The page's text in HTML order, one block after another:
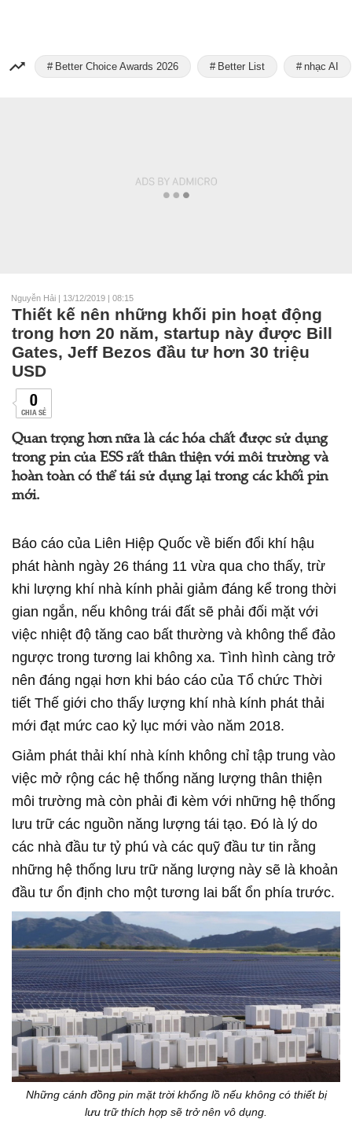
Better Choice Awards 2026 Better List nhạc AI
Nguyễn Hải | 13/12/2019 | 08:15
Thiết kế nên những khối pin hoạt động
trong hơn 20 năm, startup này được Bill
Gates, Jeff Bezos đầu tư hơn 30 triệu
USD
0
CHIA SẺ
Quan trọng hơn nữa là các hóa chất được sử dụng
trong pin của ESS rất thân thiện với môi trường và
hoàn toàn có thể tái sử dụng lại trong các khối pin
mới.
Báo cáo của Liên Hiệp Quốc về biến đổi khí hậu
phát hành ngày 26 tháng 11 vừa qua cho thấy, trừ
khi lượng khí nhà kính phải giảm đáng kể trong thời
gian ngắn, nếu không trái đất sẽ phải đối mặt với
việc nhiệt độ tăng cao bất thường và không thể đảo
ngược trong tương lai không xa. Tình hình càng trở
nên đáng ngại hơn khi báo cáo của Tổ chức Thời
tiết Thế giới cho thấy lượng khí nhà kính phát thải
mới đạt mức cao kỷ lục mới vào năm 2018.
Giảm phát thải khí nhà kính không chỉ tập trung vào
việc mở rộng các hệ thống năng lượng thân thiện
môi trường mà còn phải đi kèm với những hệ thống
lưu trữ các nguồn năng lượng tái tạo. Đó là lý do
các nhà đầu tư tỷ phú và các quỹ đầu tư tin rằng
những hệ thống lưu trữ năng lượng này sẽ là khoản
đầu tư ổn định cho một tương lai bất ổn phía trước.
Những cánh đồng pin mặt trời khổng lồ nếu không có thiết bị
lưu trữ thích hợp sẽ trở nên vô dụng.